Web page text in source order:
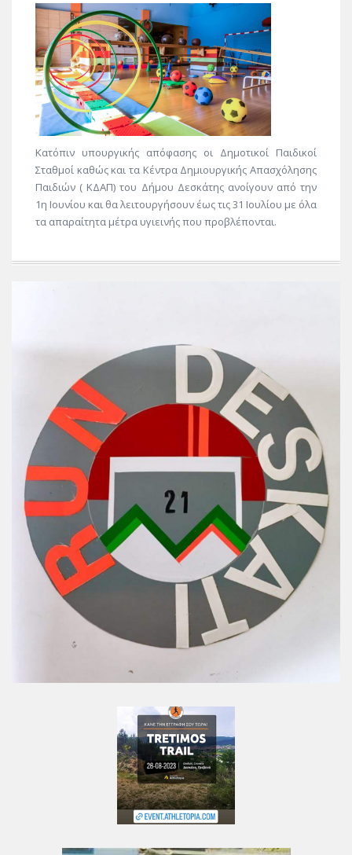
Κατόπιν υπουργικής απόφασης οι Δημοτικοί Παιδικοί
Σταθμοί καθώς και τα Κέντρα Δημιουργικής Απασχόλησης
Παιδιών ( ΚΔΑΠ) του Δήμου Δεσκάτης ανοίγουν από την
1η Ιουνίου και θα λειτουργήσουν έως τις 31 Ιουλίου με όλα
τα απαραίτητα μέτρα υγιεινής που προβλέπονται.